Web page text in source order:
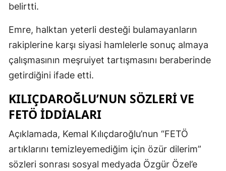
belirtti.
Emre, halktan yeterli desteği bulamayanların
rakiplerine karşı siyasi hamlelerle sonuç almaya
çalışmasının meşruiyet tartışmasını beraberinde
getirdiğini ifade etti.
KILIÇDAROĞLU’NUN SÖZLERI VE
FETÖ IDDIALARI
Açıklamada, Kemal Kılıçdaroğlu’nun “FETÖ
artıklarını temizleyemediğim için özür dilerim”
sözleri sonrası sosyal medyada Özgür Özel’e